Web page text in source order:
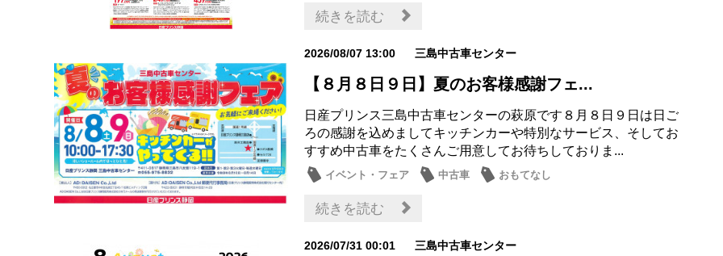
メンテナンス商品
続きを読む
2026/08/07 13:00 三島中古車センター
【８月８日９日】夏のお客様感謝フェ...
日産プリンス三島中古車センターの萩原です８月８日９日は日ご
ろの感謝を込めましてキッチンカーや特別なサービス、そしてお
すすめ中古車をたくさんご用意してお待ちしておりま...
イベント・フェア 中古車 おもてなし
続きを読む
2026/07/31 00:01 三島中古車センター